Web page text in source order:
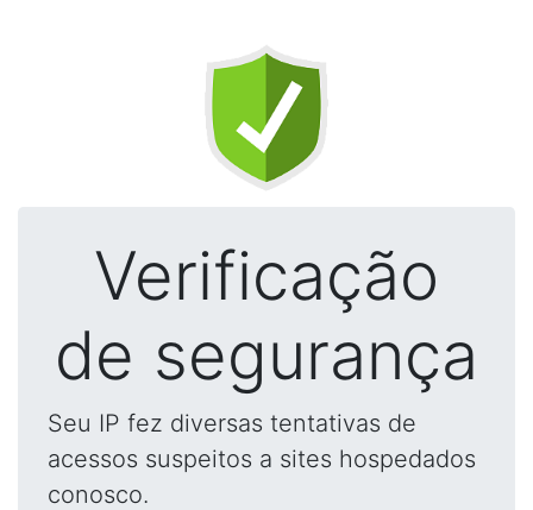
Verificação
de segurança
Seu IP fez diversas tentativas de
acessos suspeitos a sites hospedados
conosco.